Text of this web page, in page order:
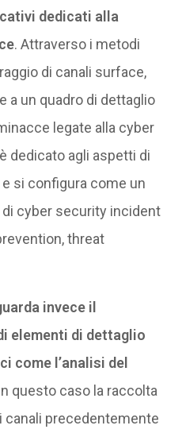
dedicati alla
. Attraverso i metodi
di canali surface,
a un quadro di dettaglio
legate alla cyber
dedicato agli aspetti di
si configura come un
cyber security incident
threat
invece il
elementi di dettaglio
come l’analisi del
questo caso la raccolta
canali precedentemente